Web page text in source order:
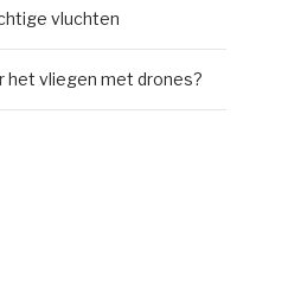
vluchten
het vliegen met drones?